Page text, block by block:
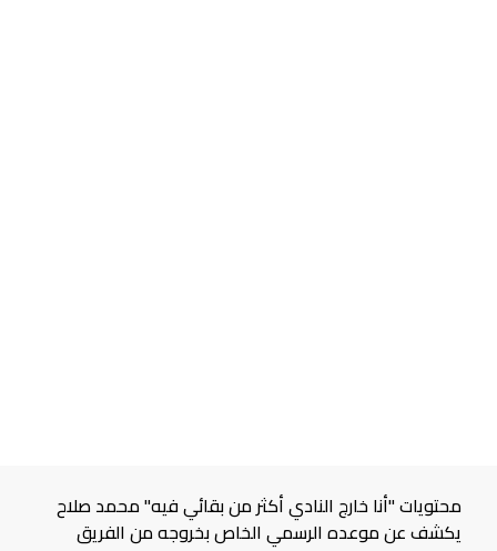
محتويات "أنا خارج النادي أكثر من بقائي فيه" محمد صلاح
يكشف عن موعده الرسمي الخاص بخروجه من الفريق